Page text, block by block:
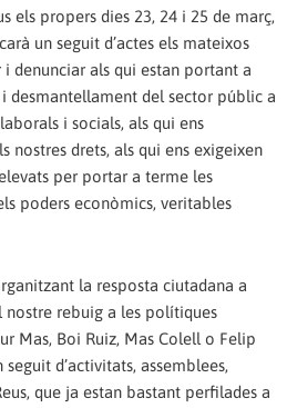
els propers dies 23, 24 i 25 de març,
un seguit d’actes els mateixos
i denunciar als qui estan portant a
desmantellament del sector públic a
i socials, als qui ens
drets, als qui ens exigeixen
per portar a terme les
poders econòmics, veritables
la resposta ciutadana a
nostre rebuig a les polítiques
Mas, Boi Ruiz, Mas Colell o Felip
d’activitats, assemblees,
que ja estan bastant perfilades a